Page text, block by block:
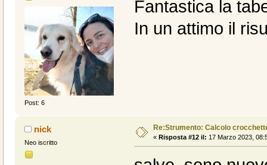
Post: 6
Fantastica la
In un attimo il
nick
Neo iscritto
Re:Strumento: Calcolo
« Risposta #12 il: 17 Marzo 2023,